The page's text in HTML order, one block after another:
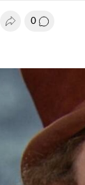
Whatsapp
en Facebook
en Twitter
Desplegar
0